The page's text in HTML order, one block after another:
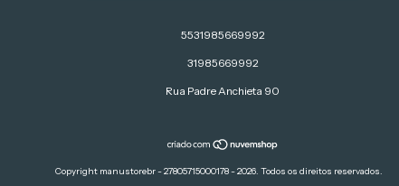
5531985669992
31985669992
Rua Padre Anchieta 90
Copyright manustorebr - 27805715000178 - 2026. Todos os direitos reservados.